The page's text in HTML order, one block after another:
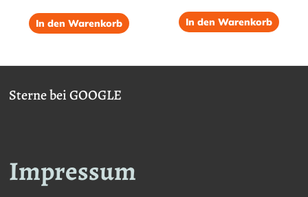
In den Warenkorb In den Warenkorb
Sterne bei GOOGLE
Impressum